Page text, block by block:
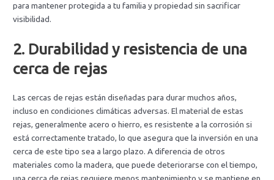
para mantener protegida a tu familia y propiedad sin sacrificar
visibilidad.
2. Durabilidad y resistencia de una
cerca de rejas
Las cercas de rejas están diseñadas para durar muchos años,
incluso en condiciones climáticas adversas. El material de estas
rejas, generalmente acero o hierro, es resistente a la corrosión si
está correctamente tratado, lo que asegura que la inversión en una
cerca de este tipo sea a largo plazo. A diferencia de otros
materiales como la madera, que puede deteriorarse con el tiempo,